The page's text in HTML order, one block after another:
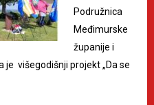
Podružnica
Međimurske
županije i
je višegodišnji projekt „Da se